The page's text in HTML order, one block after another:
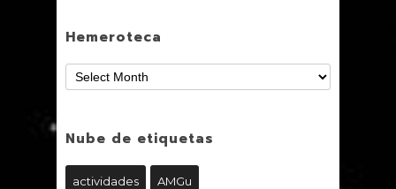
Hemeroteca
Nube de etiquetas
actividades AMGu